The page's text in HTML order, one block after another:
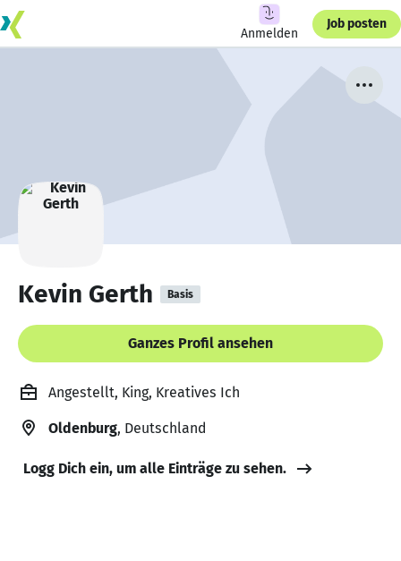
Anmelden
Job posten
Kevin Gerth Basis
Ganzes Profil ansehen
Angestellt, King, Kreatives Ich
Oldenburg, Deutschland
Logg Dich ein, um alle Einträge zu sehen.